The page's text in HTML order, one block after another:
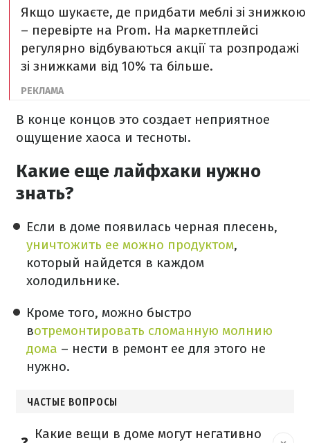
Якщо шукаєте, де придбати меблі зі знижкою
– перевірте на Prom. На маркетплейсі
регулярно відбуваються акції та розпродажі
зі знижками від 10% та більше.
В конце концов это создает неприятное
ощущение хаоса и тесноты.
Какие еще лайфхаки нужно
знать?
Если в доме появилась черная плесень,
уничтожить ее можно продуктом,
который найдется в каждом
холодильнике.
Кроме того, можно быстро
вотремонтировать сломанную молнию
дома – нести в ремонт ее для этого не
нужно.
ЧАСТЫЕ ВОПРОСЫ
Какие вещи в доме могут негативно